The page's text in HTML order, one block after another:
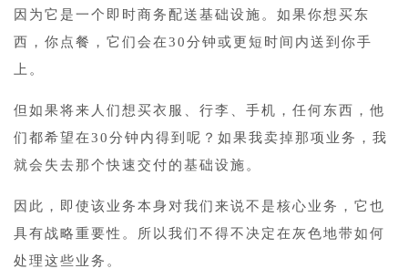
因为它是一个即时商务配送基础设施。如果你想买东
西，你点餐，它们会在30分钟或更短时间内送到你手
上。
但如果将来人们想买衣服、行李、手机，任何东西，他
们都希望在30分钟内得到呢？如果我卖掉那项业务，我
就会失去那个快速交付的基础设施。
因此，即使该业务本身对我们来说不是核心业务，它也
具有战略重要性。所以我们不得不决定在灰色地带如何
处理这些业务。